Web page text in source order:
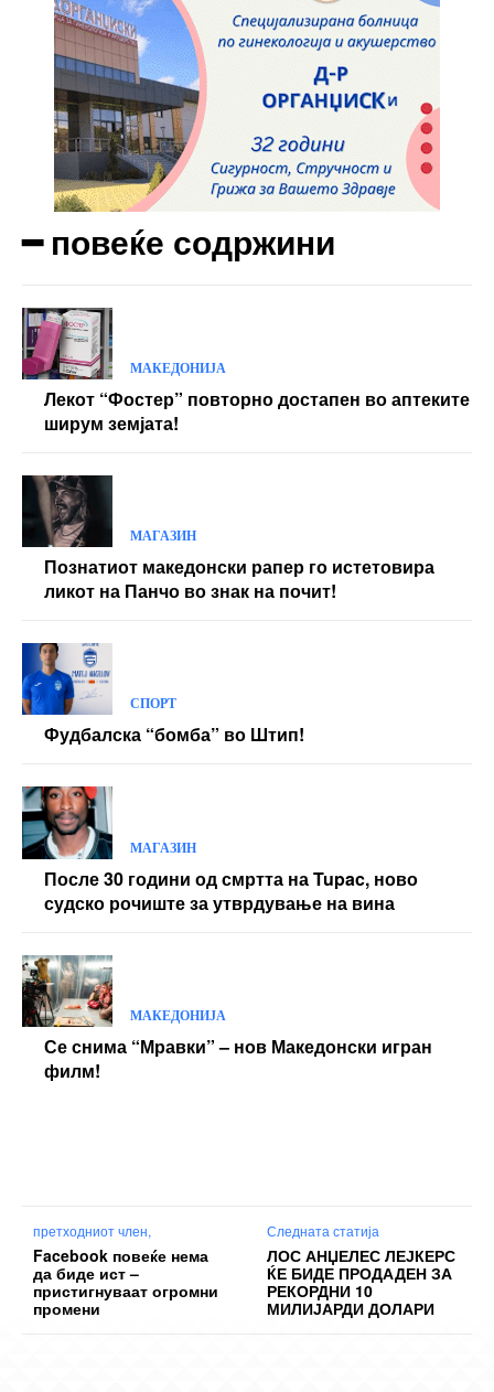
Praesent euismod ac
Ut mollis pellentesque tortor
Nullam eu erat condimentum
Donec quis est ac felis
Orci varius natoque dolor
Yearly pricing Monthly pricing
━ повеќе содржини
МАКЕДОНИЈА
Лекот “Фостер” повторно достапен во аптеките
ширум земјата!
МАГАЗИН
Познатиот македонски рапер го истетовира
ликот на Панчо во знак на почит!
СПОРТ
Фудбалска “бомба” во Штип!
МАГАЗИН
После 30 години од смртта на Tupac, ново
судско рочиште за утврдување на вина
МАКЕДОНИЈА
Се снима “Мравки” – нов Македонски игран
филм!
претходниот член,
Facebook повеќе нема
да биде ист –
пристигнуваат огромни
промени
Следната статија
ЛОС АНЏЕЛЕС ЛЕЈКЕРС
ЌЕ БИДЕ ПРОДАДЕН ЗА
РЕКОРДНИ 10
МИЛИЈАРДИ ДОЛАРИ